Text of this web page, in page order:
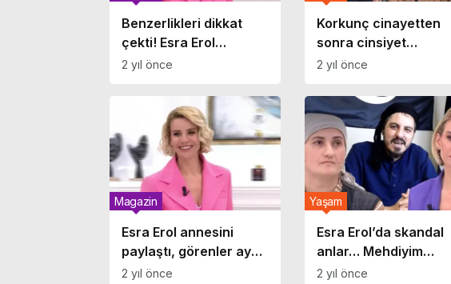
Benzerlikleri dikkat
çekti! Esra Erol
kardeşleriyle davette
2 yıl önce
Korkunç cinayetten
sonra cinsiyet
değiştirmiş! Esra
‘dadı Meryem’ olayı…
2 yıl önce
Esra Erol annesini
paylaştı, görenler aynı
şeyi söyledi!
Magazin
2 yıl önce
Esra Erol’da skandal
anlar… Mehdiyim
diyerek genç kızları
Yaşam
2 yıl önce